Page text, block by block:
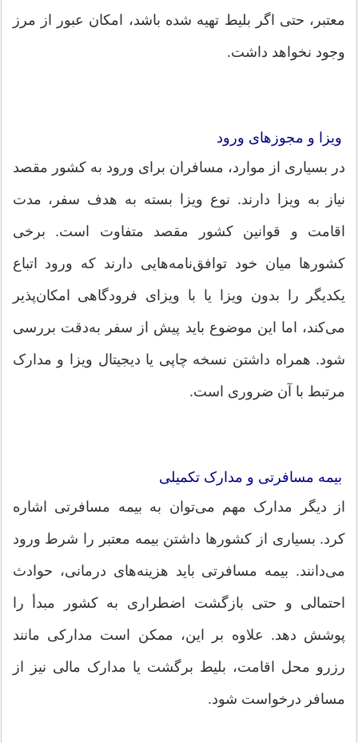
معتبر، حتی اگر بلیط تهیه شده باشد، امکان عبور از مرز
وجود نخواهد داشت.
ویزا و مجوزهای ورود
در بسیاری از موارد، مسافران برای ورود به کشور مقصد
نیاز به ویزا دارند. نوع ویزا بسته به هدف سفر، مدت
اقامت و قوانین کشور مقصد متفاوت است. برخی
کشورها میان خود توافق‌نامه‌هایی دارند که ورود اتباع
یکدیگر را بدون ویزا یا با ویزای فرودگاهی امکان‌پذیر
می‌کند، اما این موضوع باید پیش از سفر به‌دقت بررسی
شود. همراه داشتن نسخه چاپی یا دیجیتال ویزا و مدارک
مرتبط با آن ضروری است.
بیمه مسافرتی و مدارک تکمیلی
از دیگر مدارک مهم می‌توان به بیمه مسافرتی اشاره
کرد. بسیاری از کشورها داشتن بیمه معتبر را شرط ورود
می‌دانند. بیمه مسافرتی باید هزینه‌های درمانی، حوادث
احتمالی و حتی بازگشت اضطراری به کشور مبدأ را
پوشش دهد. علاوه بر این، ممکن است مدارکی مانند
رزرو محل اقامت، بلیط برگشت یا مدارک مالی نیز از
مسافر درخواست شود.